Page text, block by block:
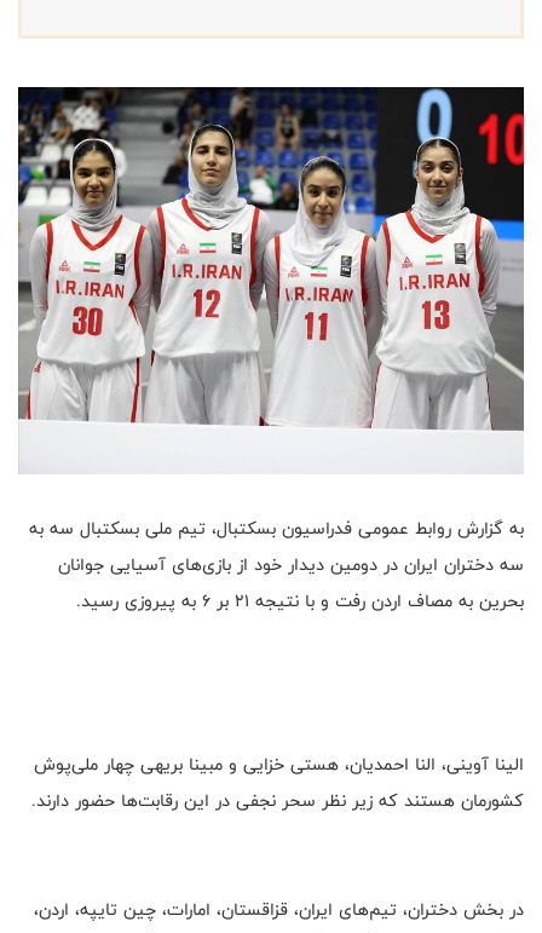
به گزارش روابط عمومی فدراسیون بسکتبال، تیم ملی بسکتبال سه به
سه دختران ایران در دومین دیدار خود از بازی‌های آسیایی جوانان
بحرین به مصاف اردن رفت و با نتیجه ۲۱ بر ۶ به پیروزی رسید.
الینا آوینی، النا احمدیان، هستی خزایی و مبینا بریهی چهار ملی‌پوش
کشورمان هستند که زیر نظر سحر نجفی در این رقابت‌ها حضور دارند.
در بخش دختران، تیم‌های ایران، قزاقستان، امارات، چین تایپه، اردن،